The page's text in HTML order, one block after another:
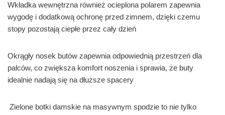
Wkładka wewnętrzna również ocieplona polarem zapewnia
wygodę i dodatkową ochronę przed zimnem, dzięki czemu
stopy pozostają ciepłe przez cały dzień
Okrągły nosek butów zapewnia odpowiednią przestrzeń dla
palców, co zwiększa komfort noszenia i sprawia, że buty
idealnie nadają się na dłuższe spacery
Zielone botki damskie na masywnym spodzie to nie tylko